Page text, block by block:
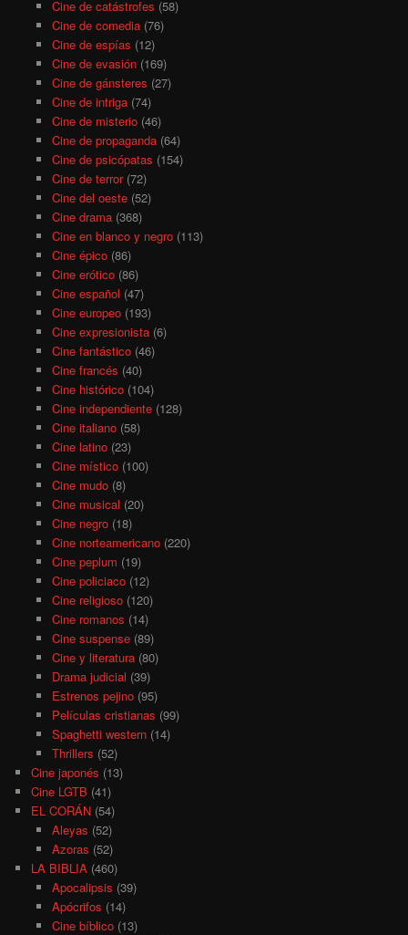
Cine de catástrofes (58)
Cine de comedia(76)
Cine de espías (12)
Cine de evasión(169)
Cine de gánsteres (27)
Cine de intriga(74)
Cine de misterio(46)
Cine de propaganda(64)
Cine de psicópatas (154)
Cine de terror(72)
Cine del oeste(52)
Cine drama(368)
Cine en blanco y negro(113)
Cine épico(86)
Cine erótico(86)
Cine español (47)
Cine europeo(193)
Cine expresionista(6)
Cine fantástico(46)
Cine francés (40)
Cine histórico(104)
Cine independiente(128)
Cine italiano(58)
Cine latino(23)
Cine místico(100)
Cine mudo(8)
Cine musical (20)
Cine negro(18)
Cine norteamericano(220)
Cine peplum (19)
Cine policiaco(12)
Cine religioso(120)
Cine romanos (14)
Cine suspense(89)
Cine y literatura(80)
Drama judicial (39)
Estrenos pejino(95)
Películas cristianas (99)
Spaghetti western(14)
Thrillers (52)
Cine japonés (13)
Cine LGTB (41)
EL CORÁN (54)
Aleyas (52)
Azoras (52)
LA BIBLIA (460)
Apocalipsis (39)
Apócrifos (14)
Cine bíblico(13)